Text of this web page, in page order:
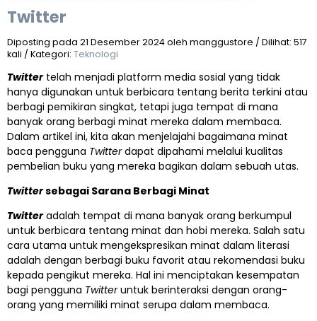
Twitter
Diposting pada 21 Desember 2024 oleh manggustore / Dilihat: 517
kali / Kategori: Teknologi
Twittertelah menjadi platform media sosial yang tidak
hanya digunakan untuk berbicara tentang berita terkini atau
berbagi pemikiran singkat, tetapi juga tempat di mana
banyak orang berbagi minat mereka dalam membaca.
Dalam artikel ini, kita akan menjelajahi bagaimana minat
baca pengguna Twitterdapat dipahami melalui kualitas
pembelian buku yang mereka bagikan dalam sebuah utas.
Twittersebagai Sarana Berbagi Minat
Twitteradalah tempat di mana banyak orang berkumpul
untuk berbicara tentang minat dan hobi mereka. Salah satu
cara utama untuk mengekspresikan minat dalam literasi
adalah dengan berbagi buku favorit atau rekomendasi buku
kepada pengikut mereka. Hal ini menciptakan kesempatan
bagi pengguna Twitteruntuk berinteraksi dengan orang-
orang yang memiliki minat serupa dalam membaca.